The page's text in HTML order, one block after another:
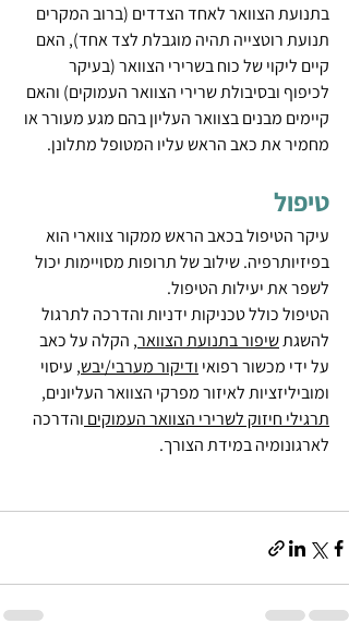
בתנועת הצוואר לאחד הצדדים (ברוב המקרים
תנועת רוטצייה תהיה מוגבלת לצד אחד), האם
קיים ליקוי של כוח בשרירי הצוואר (בעיקר
לכיפוף ובסיבולת שרירי הצוואר העמוקים) והאם
קיימים מבנים בצוואר העליון בהם מגע מעורר או
מחמיר את כאב הראש עליו המטופל מתלונן.
טיפול
עיקר הטיפול בכאב הראש ממקור צווארי הוא
בפיזיותרפיה. שילוב של תרופות מסויימות יכול
לשפר את יעילות הטיפול.
הטיפול כולל טכניקות ידניות והדרכה לתרגול
להשגת שיפור בתנועת הצוואר, הקלה על כאב
על ידי מכשור רפואי ודיקור מערבי/יבש, עיסוי
ומוביליזציות לאיזור מפרקי הצוואר העליונים,
תרגילי חיזוק לשרירי הצוואר העמוקים והדרכה
לארגונומיה במידת הצורך.